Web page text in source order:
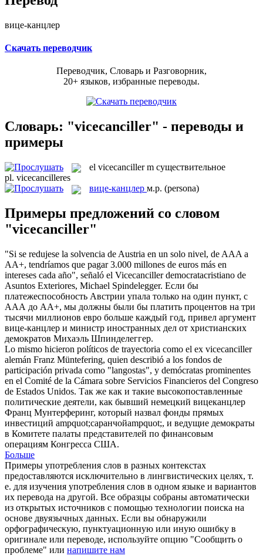
вице-канцлер
Скачать переводчик
Переводчик, Словарь и Разговорник,
20+ языков, избранные переводы.
Словарь: "vicecanciller" - переводы и
примеры
el vicecanciller m существительное
pl. vicecancilleres
вице-канцлер м.р. (persona)
Примеры предложений со словом
"vicecanciller"
"Si se redujese la solvencia de Austria en un solo nivel, de AAA a
AA+, tendríamos que pagar 3.000 millones de euros más en
intereses cada año", señaló el Vicecancillerdemocratacristiano de
Asuntos Exteriores, Michael Spindelegger. Если бы
платежеспособность Австрии упала только на один пункт, с
ААА до АА+, мы должны были бы платить процентов на три
тысячи миллионов евро больше каждый год, привел аргумент
вице-канцлер и министр иностранных дел от христианских
демократов Михаэль Шпинделеггер.
Lo mismo hicieron políticos de trayectoria como el ex vicecanciller
alemán Franz Müntefering, quien describió a los fondos de
participación privada como "langostas", y demócratas prominentes
en el Comité de la Cámara sobre Servicios Financieros del Congreso
de Estados Unidos. Так же как и такие высокопоставленные
политические деятели, как бывший немецкий вицеканцлер
Франц Мунтерферинг, который назвал фонды прямых
инвестиций ampquot;саранчойampquot;, и ведущие демократы
в Комитете палаты представителей по финансовым
операциям Конгресса США.
Больше
Примеры употребления слов в разных контекстах
предоставляются исключительно в лингвистических целях, т.
е. для изучения употребления слов в одном языке и вариантов
их перевода на другой. Все образцы собраны автоматически
из открытых источников с помощью технологии поиска на
основе двуязычных данных. Если вы обнаружили
орфографическую, пунктуационную или иную ошибку в
оригинале или переводе, используйте опцию "Сообщить о
проблеме" или напишите нам